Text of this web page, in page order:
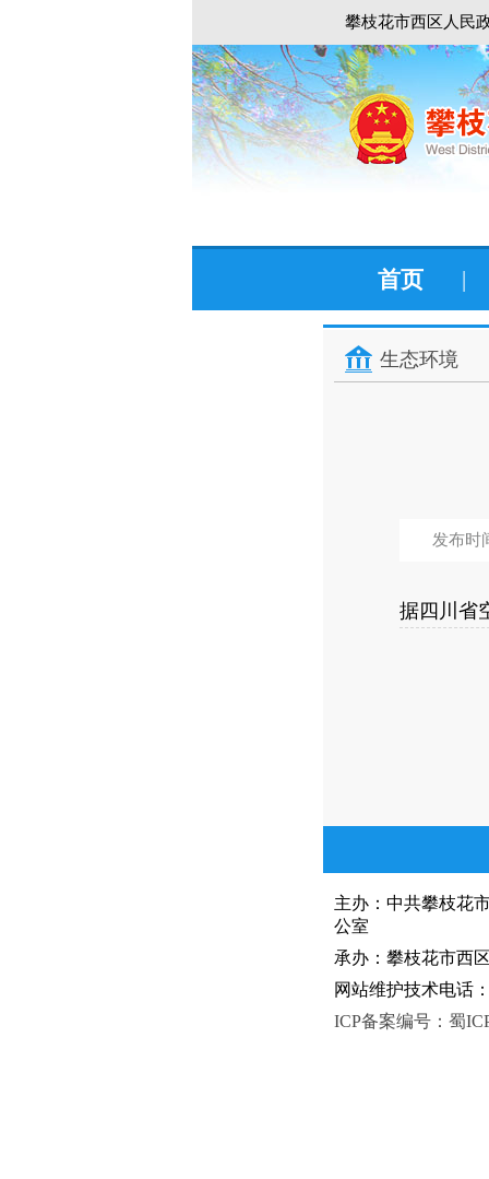
攀枝花市西区人民
首页 |
生态环境
发布时
据四川省
主办：中共攀枝
公室
承办：攀枝花市西
网站维护技术电话
ICP备案编号：蜀